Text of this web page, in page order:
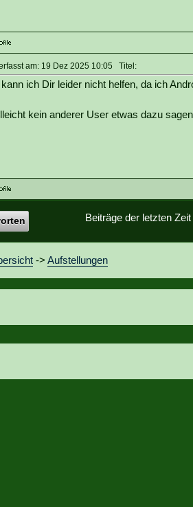
am: 19 Dez 2025 10:05 Titel:
ich Dir leider nicht helfen, da ich
kein anderer User etwas dazu
Beiträge der letzten
->Aufstellungen